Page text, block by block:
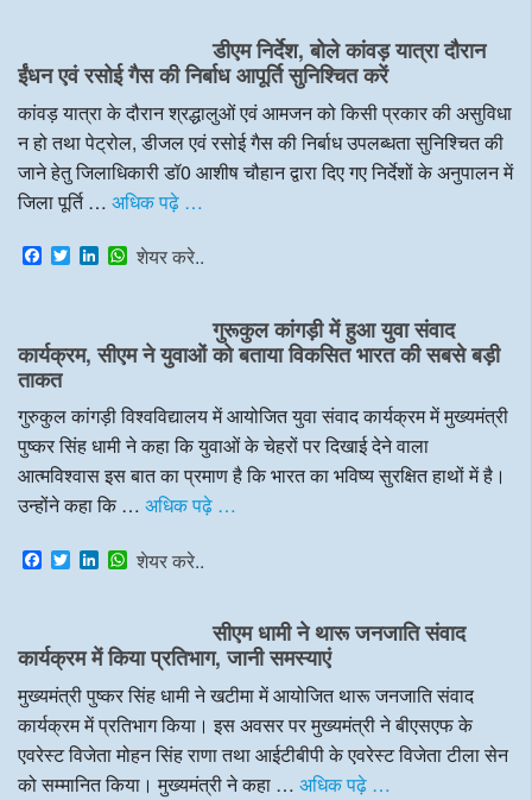
o
o
k
e
r
d
I
n
A
p
p
डीएम निर्देश, बोले कांवड़ यात्रा दौरान
ईंधन एवं रसोई गैस की निर्बाध आपूर्ति सुनिश्चित करें
कांवड़ यात्रा के दौरान श्रद्धालुओं एवं आमजन को किसी प्रकार की असुविधा
न हो तथा पेट्रोल, डीजल एवं रसोई गैस की निर्बाध उपलब्धता सुनिश्चित की
जाने हेतु जिलाधिकारी डॉ0 आशीष चौहान द्वारा दिए गए निर्देशों के अनुपालन में
जिला पूर्ति … अधिक पढ़े …
F
a
o
o
k
T
w
e
r
L
d
I
W
A
p
शेयर करे..
गुरूकुल कांगड़ी में हुआ युवा संवाद
कार्यक्रम, सीएम ने युवाओं को बताया विकसित भारत की सबसे बड़ी
ताकत
गुरुकुल कांगड़ी विश्वविद्यालय में आयोजित युवा संवाद कार्यक्रम में मुख्यमंत्री
पुष्कर सिंह धामी ने कहा कि युवाओं के चेहरों पर दिखाई देने वाला
आत्मविश्वास इस बात का प्रमाण है कि भारत का भविष्य सुरक्षित हाथों में है।
उन्होंने कहा कि … अधिक पढ़े …
F
a
o
o
k
T
w
e
r
L
d
I
n
W
A
p
p
शेयर करे..
सीएम धामी ने थारू जनजाति संवाद
कार्यक्रम में किया प्रतिभाग, जानी समस्याएं
मुख्यमंत्री पुष्कर सिंह धामी ने खटीमा में आयोजित थारू जनजाति संवाद
कार्यक्रम में प्रतिभाग किया। इस अवसर पर मुख्यमंत्री ने बीएसएफ के
एवरेस्ट विजेता मोहन सिंह राणा तथा आईटीबीपी के एवरेस्ट विजेता टीला सेन
को सम्मानित किया। मुख्यमंत्री ने कहा … अधिक पढ़े …